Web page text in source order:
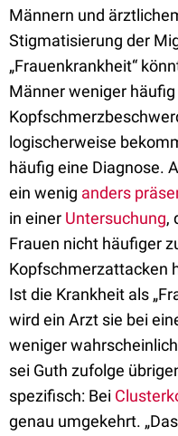
Männern und
Stigmatisierung der
„Frauenkrankheit“
Männer weniger
logischerweise
häufig eine Diagnose.
ein wenig anders
in einer Untersuchung,
Frauen nicht häufiger
Kopfschmerzattacken
Ist die Krankheit als
wird ein Arzt sie bei
weniger
sei Guth zufolge
spezifisch: Bei
genau umgekehrt.